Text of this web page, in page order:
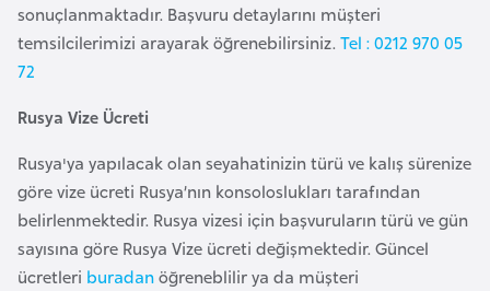
sonuçlanmaktadır. Başvuru detaylarını müşteri
temsilcilerimizi arayarak öğrenebilirsiniz. Tel : 0212 970 05
72
Rusya Vize Ücreti
Rusya'ya yapılacak olan seyahatinizin türü ve kalış sürenize
göre vize ücreti Rusya’nın konsoloslukları tarafından
belirlenmektedir. Rusya vizesi için başvuruların türü ve gün
sayısına göre Rusya Vize ücreti değişmektedir. Güncel
ücretleri buradanöğreneblilir ya da müşteri
B
g
l
a
d
e
ş